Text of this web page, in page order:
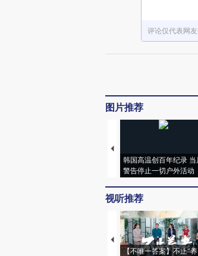
评论仅代表网
图片推荐
韩国高温创百年纪录 当
警告停止一切户外活动
视听推荐
【不唯一答案】不止“养